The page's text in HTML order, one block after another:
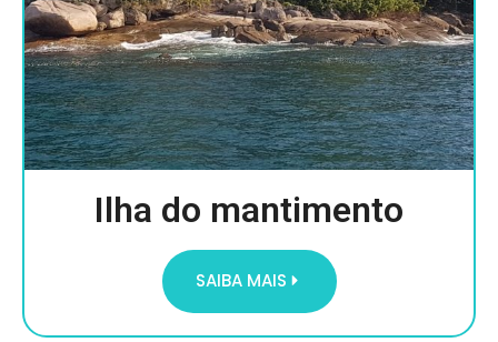
Ilha do mantimento
SAIBA MAIS